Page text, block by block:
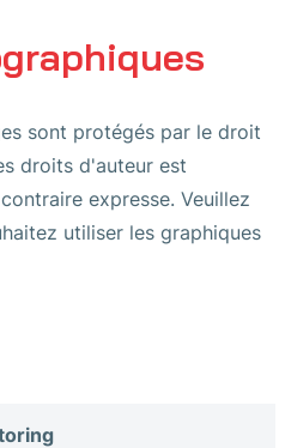
sont protégés par le droit
droits d'auteur est
expresse. Veuillez
utiliser les graphiques